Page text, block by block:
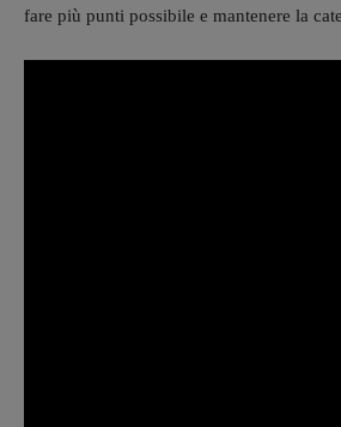
fare più punti possibile e mantenere la